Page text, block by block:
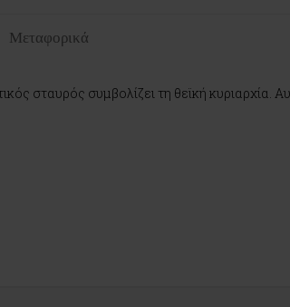
Μεταφορικά
σταυρός συμβολίζει τη θεϊκή κυριαρχία.